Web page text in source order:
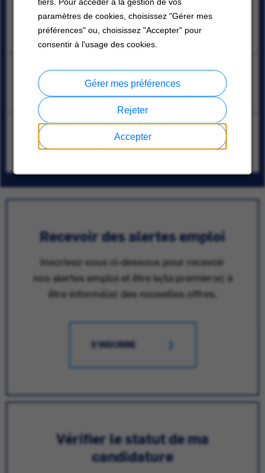
paramètres de cookies, choisissez "Gérer mes
préférences" ou, choisissez "Accepter" pour
consentir à l'usage des cookies.
Accepter
Rejeter
Gérer mes préférences
OTC Functional Consultant/Architect
Bangalore, Karnataka
08/10/2026
Senior Service Engineer
Bangkok
08/10/2026
HVAC Service Modernization General Manager
Bandar Puchong Jaya, Selangor
Recevoir des alertes emploi
Inscrivez-vous ci-dessous pour recevoir
nos alertes emploi et être le/la premier(e) à
être informé(e) des nouvelles offres.
S'INSCRIRE
Vérifier le statut de ma
candidature